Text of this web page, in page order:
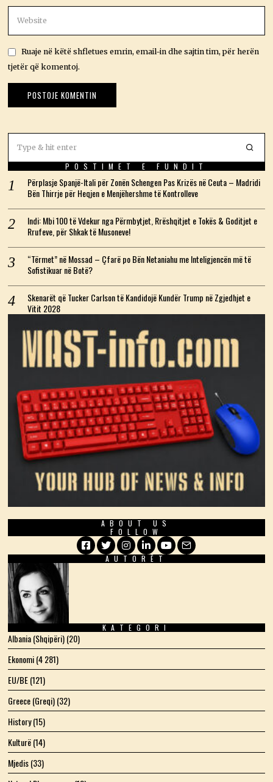
Ruaje në këtë shfletues emrin, email-in dhe sajtin tim, për herën
tjetër që komentoj.
POSTIMET E FUNDIT
Përplasje Spanjë-Itali për Zonën Schengen Pas Krizës në Ceuta – Madridi
Bën Thirrje për Heqjen e Menjëhershme të Kontrolleve
Indi: Mbi 100 të Vdekur nga Përmbytjet, Rrëshqitjet e Tokës & Goditjet e
Rrufeve, për Shkak të Musoneve!
“Tërmet” në Mossad – Çfarë po Bën Netaniahu me Inteligjencën më të
Sofistikuar në Botë?
Skenarët që Tucker Carlson të Kandidojë Kundër Trump në Zgjedhjet e
Vitit 2028
ABOUT US
FOLLOW
Facebook
TwitterInstagram
LinkedIn
YouTube
Email
AUTORËT
KATEGORI
Albania (Shqipëri)(20)
Ekonomi(4 281)
EU/BE(121)
Greece (Greqi)(32)
History(15)
Kulturë(14)
Mjedis(33)